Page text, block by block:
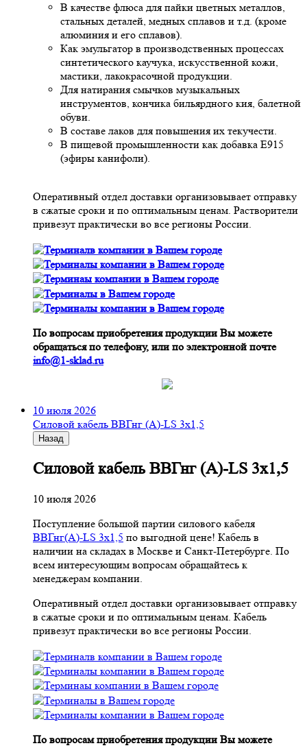
В качестве флюса для пайки цветных металлов,
стальных деталей, медных сплавов и т.д. (кроме
алюминия и его сплавов).
Как эмульгатор в производственных процессах
синтетического каучука, искусственной кожи,
мастики, лакокрасочной продукции.
Для натирания смычков музыкальных
инструментов, кончика бильярдного кия, балетной
обуви.
В составе лаков для повышения их текучести.
В пищевой промышленности как добавка Е915
(эфиры канифоли).
Оперативный отдел доставки организовывает отправку
в сжатые сроки и по оптимальным ценам. Растворители
привезут практически во все регионы России.
По вопросам приобретения продукции Вы можете
обращаться по телефону, или по электронной почте
info@1-sklad.ru
10 июля 2026
Cиловой кабель ВВГнг (A)-LS 3х1,5
Назад
Cиловой кабель ВВГнг (A)-LS 3х1,5
10 июля 2026
Поступление большой партии силового кабеля
ВВГнг(A)-LS 3х1,5 по выгодной цене! Кабель в
наличии на складах в Москве и Санкт-Петербурге. По
всем интересующим вопросам обращайтесь к
менеджерам компании.
Оперативный отдел доставки организовывает отправку
в сжатые сроки и по оптимальным ценам. Кабель
привезут практически во все регионы России.
По вопросам приобретения продукции Вы можете